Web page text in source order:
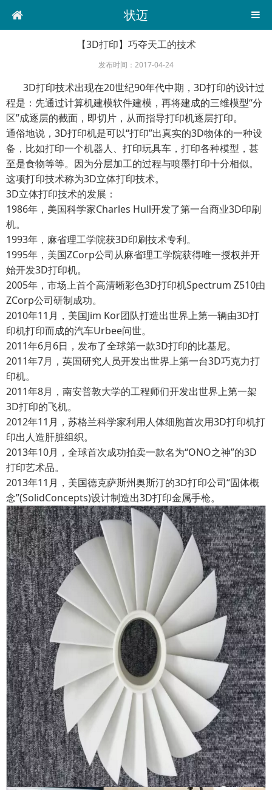
状迈
【3D打印】巧夺天工的技术
发布时间：2017-04-24
3D打印技术出现在20世纪90年代中期，3D打印的设计过
程是：先通过计算机建模软件建模，再将建成的三维模型“分
区”成逐层的截面，即切片，从而指导打印机逐层打印。
通俗地说，3D打印机是可以“打印”出真实的3D物体的一种设
备，比如打印一个机器人、打印玩具车，打印各种模型，甚
至是食物等等。因为分层加工的过程与喷墨打印十分相似。
这项打印技术称为3D立体打印技术。
3D立体打印技术的发展：
1986年，美国科学家Charles Hull开发了第一台商业3D印刷
机。
1993年，麻省理工学院获3D印刷技术专利。
1995年，美国ZCorp公司从麻省理工学院获得唯一授权并开
始开发3D打印机。
2005年，市场上首个高清晰彩色3D打印机Spectrum Z510由
ZCorp公司研制成功。
2010年11月，美国Jim Kor团队打造出世界上第一辆由3D打
印机打印而成的汽车Urbee问世。
2011年6月6日，发布了全球第一款3D打印的比基尼。
2011年7月，英国研究人员开发出世界上第一台3D巧克力打
印机。
2011年8月，南安普敦大学的工程师们开发出世界上第一架
3D打印的飞机。
2012年11月，苏格兰科学家利用人体细胞首次用3D打印机打
印出人造肝脏组织。
2013年10月，全球首次成功拍卖一款名为“ONO之神”的3D
打印艺术品。
2013年11月，美国德克萨斯州奥斯汀的3D打印公司“固体概
念”(SolidConcepts)设计制造出3D打印金属手枪。